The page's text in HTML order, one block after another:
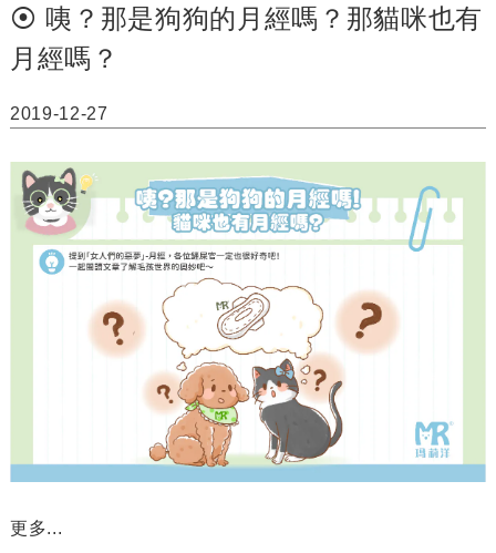
⦿ 咦？那是狗狗的月經嗎？那貓咪也有
月經嗎？
2019-12-27
更多...